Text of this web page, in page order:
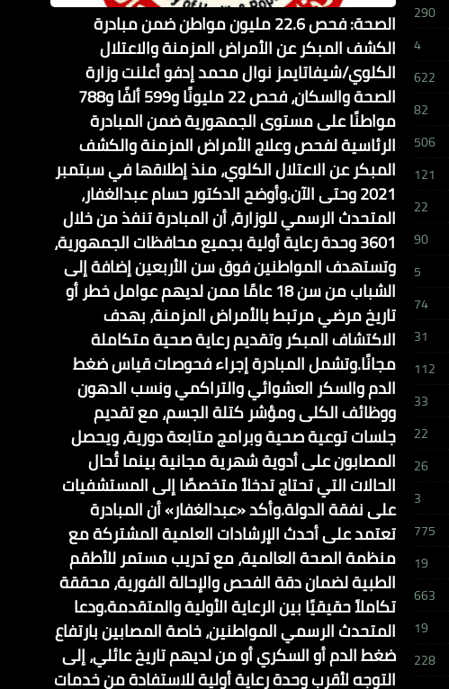
290
4
622
82
506
121
22
90
5
74
31
112
33
22
26
3
775
19
663
19
228
الصحة: فحص 22.6 مليون مواطن ضمن مبادرة
الكشف المبكر عن الأمراض المزمنة والاعتلال
الكلوي/شيفاتايمز نوال محمد إدفو أعلنت وزارة
الصحة والسكان، فحص 22 مليونًا و599 ألفًا و788
مواطنًا على مستوى الجمهورية ضمن المبادرة
الرئاسية لفحص وعلاج الأمراض المزمنة والكشف
المبكر عن الاعتلال الكلوي، منذ إطلاقها في سبتمبر
2021 وحتى الآن.وأوضح الدكتور حسام عبدالغفار،
المتحدث الرسمي للوزارة، أن المبادرة تنفذ من خلال
3601 وحدة رعاية أولية بجميع محافظات الجمهورية،
وتستهدف المواطنين فوق سن الأربعين إضافة إلى
الشباب من سن 18 عامًا ممن لديهم عوامل خطر أو
تاريخ مرضي مرتبط بالأمراض المزمنة، بهدف
الاكتشاف المبكر وتقديم رعاية صحية متكاملة
مجانًا.وتشمل المبادرة إجراء فحوصات قياس ضغط
الدم والسكر العشوائي والتراكمي ونسب الدهون
ووظائف الكلى ومؤشر كتلة الجسم، مع تقديم
جلسات توعية صحية وبرامج متابعة دورية، ويحصل
المصابون على أدوية شهرية مجانية بينما تُحال
الحالات التي تحتاج تدخلاً متخصصًا إلى المستشفيات
على نفقة الدولة.وأكد «عبدالغفار» أن المبادرة
تعتمد على أحدث الإرشادات العلمية المشتركة مع
منظمة الصحة العالمية، مع تدريب مستمر للأطقم
الطبية لضمان دقة الفحص والإحالة الفورية، محققة
تكاملاً حقيقيًا بين الرعاية الأولية والمتقدمة.ودعا
المتحدث الرسمي المواطنين، خاصة المصابين بارتفاع
ضغط الدم أو السكري أو من لديهم تاريخ عائلي، إلى
التوجه لأقرب وحدة رعاية أولية للاستفادة من خدمات